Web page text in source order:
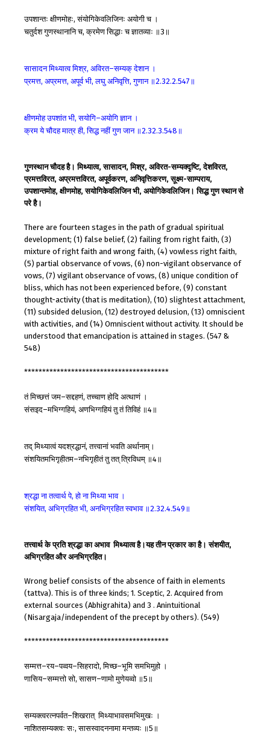
उपशान्तः क्षीणमोहः,संयोगिकेवलिजिनः अयोगीच ।
चतुर्दशगुणस्थानानिच,क्रमेणसिद्धाः चज्ञातव्याः ॥3 ॥
सासादनमिथ्यात्वमिश्र, अविरत–सम्यक्देशान ।
प्रमत्त, अप्रमत्त, अपूर्वभी,लघुअनिवृत्ति,गुणान ॥2.32.2.547 ॥
क्षीणमोहउपशांतभी,सयोगि–अयोगिज्ञान ।
क्रमयेचौदहमात्रही,सिद्धनहींगुणजान ॥2.32.3.548 ॥
गुणस्थान चौदह है। मिथ्यात्व, सासादन, मिश्र, अविरत-सम्यक्दृष्टि, देशविरत,
प्रमत्तविरत, अप्रमत्तविरत, अपूर्वकरण, अनिवृत्तिकरण, सूक्ष्म-साम्पराय,
उपशान्तमोह, क्षीणमोह, सयोगिकेवलिजिन भी, अयोगिकेवलिजिन। सिद्ध गुण स्थान से
परे है।
There are fourteen stages in the path of gradual spiritual
development; (1) false belief, (2) failing from right faith, (3)
mixture of right faith and wrong faith, (4) vowless right faith,
(5) partial observance of vows, (6) non-vigilant observance of
vows, (7) vigilant observance of vows, (8) unique condition of
bliss, which has not been experienced before, (9) constant
thought-activity (that is meditation), (10) slightest attachment,
(11) subsided delusion, (12) destroyed delusion, (13) omniscient
with activities, and (14) Omniscient without activity. It should be
understood that emancipation is attained in stages. (547 &
548)
****************************************
तंमिच्छत्तंजम–सद्दहणं,तच्चाणहोदिअत्थाणं ।
संसइद–मभिग्गहियं, अणभिग्गहियंतुतंतिविहं ॥4 ॥
तद्मिथ्यात्वंयदश्रद्धानं,तत्त्वानांभवतिअर्थानाम्।
संशयितमभिगृहीतम–नभिगृहीतंतुतत्त्रिविधम् ॥4 ॥
श्रद्धानातत्वार्थपे,होनामिथ्याभाव ।
संशयित, अभिग्रहितभी, अनभिग्रहितस्वभाव ॥2.32.4.549 ॥
तत्त्वार्थ के प्रति श्रद्धा का अभाव मिथ्यात्व है।यह तीन प्रकार का है। संशयीत,
अभिग्रहित और अनभिग्रहित।
Wrong belief consists of the absence of faith in elements
(tattva). This is of three kinds; 1. Sceptic, 2. Acquired from
external sources (Abhigrahita) and 3 . Anintuitional
(Nisargaja/independent of the precept by others). (549)
****************************************
सम्मत्त–रय–पव्वय–सिहरादो,मिच्छ–भूमिसमभिमुहो ।
णासिय–सम्मत्तोसो,सासण–णामोमुणेयव्वो ॥5 ॥
सम्यक्त्वरत्नपर्वत–शिखरात् मिथ्याभावसमभिमुखः ।
नाशितसम्यक्त्वः सः,सासस्वादननामामन्तव्यः ॥5 ॥